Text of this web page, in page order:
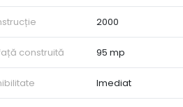
2000
construită 95 mp
Imediat